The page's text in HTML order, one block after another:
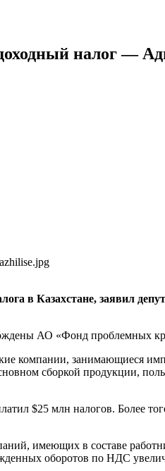
налог —
в Казахстане, заявил
АО «Фонд проблемных
компании, занимающиеся
сборкой продукции,
$25 млн налогов. Более
имеющих в составе
оборотов по НДС